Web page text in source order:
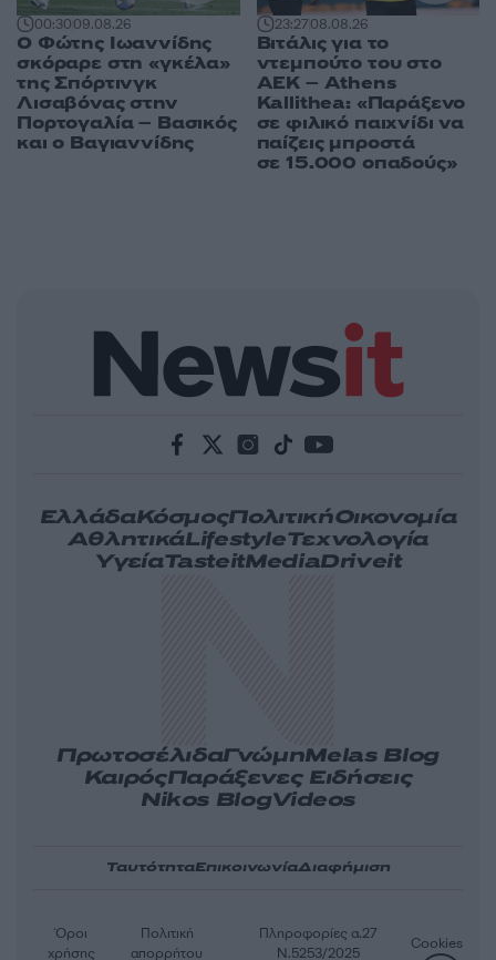
00:3009.08.26
Ο Φώτης Ιωαννίδης
σκόραρε στη «γκέλα»
της Σπόρτινγκ
Λισαβόνας στην
Πορτογαλία – Βασικός
και ο Βαγιαννίδης
23:2708.08.26
Βιτάλις για το
ντεμπούτο του στο
ΑΕΚ – Athens
Kallithea: «Παράξενο
σε φιλικό παιχνίδι να
παίζεις μπροστά
σε 15.000 οπαδούς»
ΕλλάδαΚόσμοςΠολιτικήΟικονομία
ΑθλητικάLifestyleΤεχνολογία
ΥγείαTasteitMediaDriveit
ΠρωτοσέλιδαΓνώμηMelas Blog
ΚαιρόςΠαράξενες Ειδήσεις
Nikos BlogVideos
ΤαυτότηταΕπικοινωνίαΔιαφήμιση
Όροι
χρήσης
Πολιτική
απορρήτου
Πληροφορίες α.27
Ν.5253/2025
Cookies